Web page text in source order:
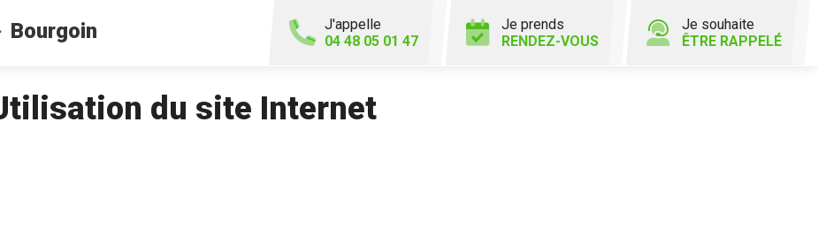
Bourgoin
J'appelle
04 48 05 01 47
Je prends
RENDEZ-VOUS
Je souhaite
ÊTRE RAPPELÉ
du site Internet